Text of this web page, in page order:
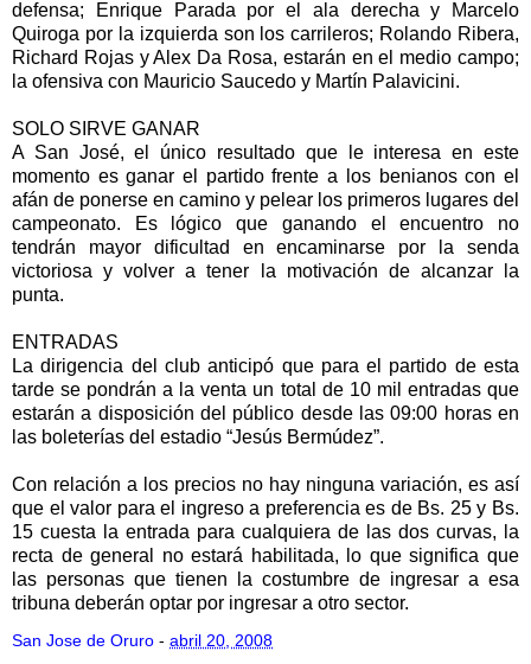
defensa; Enrique Parada por el ala derecha y Marcelo
Quiroga por la izquierda son los carrileros; Rolando Ribera,
Richard Rojas y Alex Da Rosa, estarán en el medio campo;
la ofensiva con Mauricio Saucedo y Martín Palavicini.
SOLO SIRVE GANAR
A San José, el único resultado que le interesa en este
momento es ganar el partido frente a los benianos con el
afán de ponerse en camino y pelear los primeros lugares del
campeonato. Es lógico que ganando el encuentro no
tendrán mayor dificultad en encaminarse por la senda
victoriosa y volver a tener la motivación de alcanzar la
punta.
ENTRADAS
La dirigencia del club anticipó que para el partido de esta
tarde se pondrán a la venta un total de 10 mil entradas que
estarán a disposición del público desde las 09:00 horas en
las boleterías del estadio “Jesús Bermúdez”.
Con relación a los precios no hay ninguna variación, es así
que el valor para el ingreso a preferencia es de Bs. 25 y Bs.
15 cuesta la entrada para cualquiera de las dos curvas, la
recta de general no estará habilitada, lo que significa que
las personas que tienen la costumbre de ingresar a esa
tribuna deberán optar por ingresar a otro sector.
San Jose de Oruro - abril 20, 2008